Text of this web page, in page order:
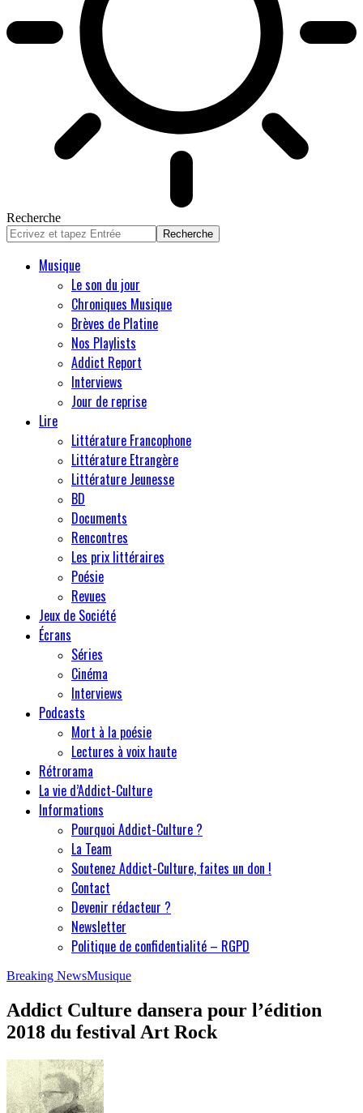
Recherche
Musique
Le son du jour
Chroniques Musique
Brèves de Platine
Nos Playlists
Addict Report
Interviews
Jour de reprise
Lire
Littérature Francophone
Littérature Etrangère
Littérature Jeunesse
BD
Documents
Rencontres
Les prix littéraires
Poésie
Revues
Jeux de Société
Écrans
Séries
Cinéma
Interviews
Podcasts
Mort à la poésie
Lectures à voix haute
Rétrorama
La vie d’Addict-Culture
Informations
Pourquoi Addict-Culture ?
La Team
Soutenez Addict-Culture, faites un don !
Contact
Devenir rédacteur ?
Newsletter
Politique de confidentialité – RGPD
Breaking NewsMusique
Addict Culture dansera pour l’édition
2018 du festival Art Rock